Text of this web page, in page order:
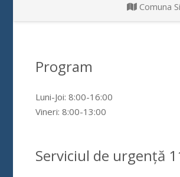
Comuna
Program
Luni-Joi: 8:00-16:00
Vineri: 8:00-13:00
Serviciul de urgență